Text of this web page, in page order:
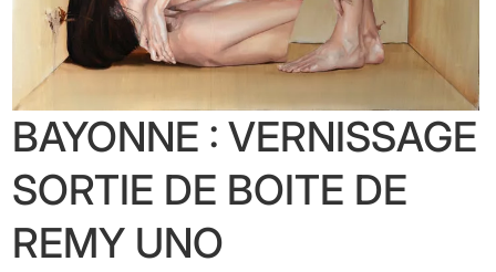
BAYONNE : VERNISSAGE
SORTIE DE BOITE DE
REMY UNO